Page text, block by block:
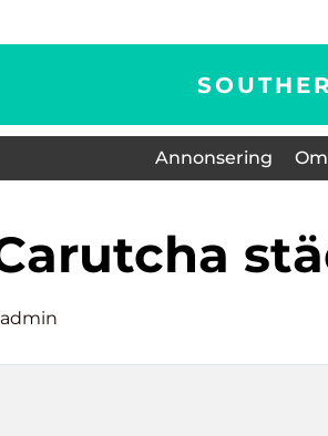
Annonsering
Carutcha
admin